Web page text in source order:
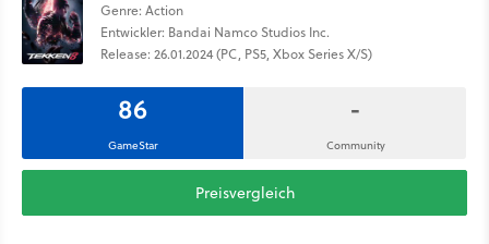
Genre: Action
Entwickler: Bandai Namco Studios Inc.
Release: 26.01.2024 (PC, PS5, Xbox Series X/S)
86
GameStar
-
Community
Preisvergleich